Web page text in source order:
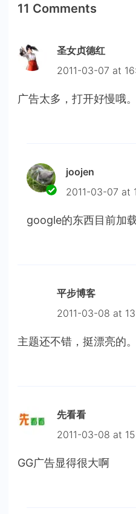
11 Comments
圣女贞德红
2011-03-07 at
广告太多，打开好慢哦。
joojen
2011-03-07 at
google的东西目前加
平步博客
2011-03-08 at
主题还不错，挺漂亮的。
先看看
2011-03-08 at
GG广告显得很大啊